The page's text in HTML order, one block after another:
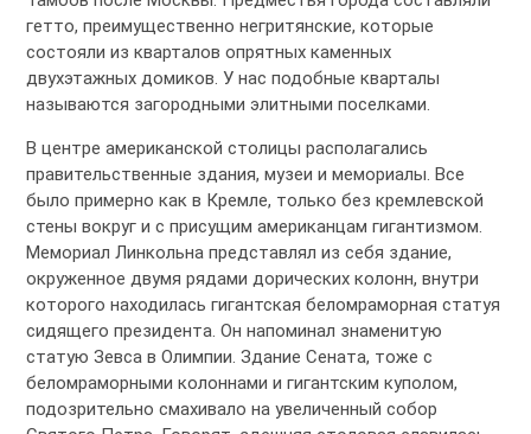
гетто, преимущественно негритянские, которые
состояли из кварталов опрятных каменных
двухэтажных домиков. У нас подобные кварталы
называются загородными элитными поселками.
В центре американской столицы располагались
правительственные здания, музеи и мемориалы. Все
было примерно как в Кремле, только без кремлевской
стены вокруг и с присущим американцам гигантизмом.
Мемориал Линкольна представлял из себя здание,
окруженное двумя рядами дорических колонн, внутри
которого находилась гигантская беломраморная статуя
сидящего президента. Он напоминал знаменитую
статую Зевса в Олимпии. Здание Сената, тоже с
беломраморными колоннами и гигантским куполом,
подозрительно смахивало на увеличенный собор